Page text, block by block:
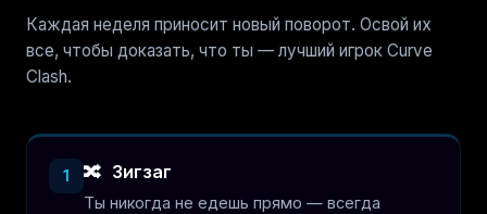
Каждая неделя приносит новый поворот. Освой их
все, чтобы доказать, что ты — лучший игрок Curve
Clash.
1 🔀 Зигзаг
Ты никогда не едешь прямо — всегда